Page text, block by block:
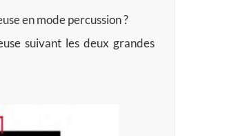
en mode percussion ?
suivant les deux grandes